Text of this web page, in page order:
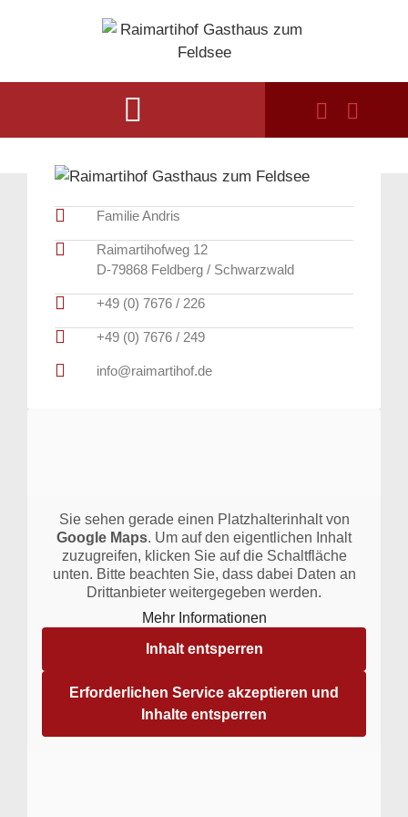
Familie Andris
Raimartihofweg 12
D-79868 Feldberg / Schwarzwald
+49 (0) 7676 / 226
+49 (0) 7676 / 249
info@raimartihof.de
Sie sehen gerade einen Platzhalterinhalt von
Google Maps. Um auf den eigentlichen Inhalt
zuzugreifen, klicken Sie auf die Schaltfläche
unten. Bitte beachten Sie, dass dabei Daten an
Drittanbieter weitergegeben werden.
Mehr Informationen
Inhalt entsperren
Erforderlichen Service akzeptieren und
Inhalte entsperren